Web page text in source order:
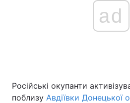
Україна
ad
Російські окупанти
поблизу Авдіївки Донецької